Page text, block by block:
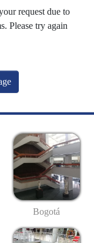
request due to
Please try again
Bogotá